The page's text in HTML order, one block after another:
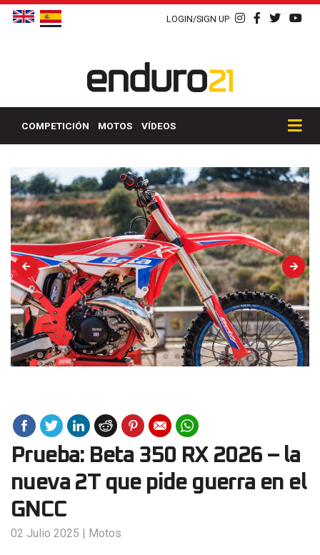
LOGIN/SIGN UP
COMPETICIÓN MOTOS VÍDEOS
Prueba: Beta 350 RX 2026 – la
nueva 2T que pide guerra en el
GNCC
02 Julio 2025 | Motos